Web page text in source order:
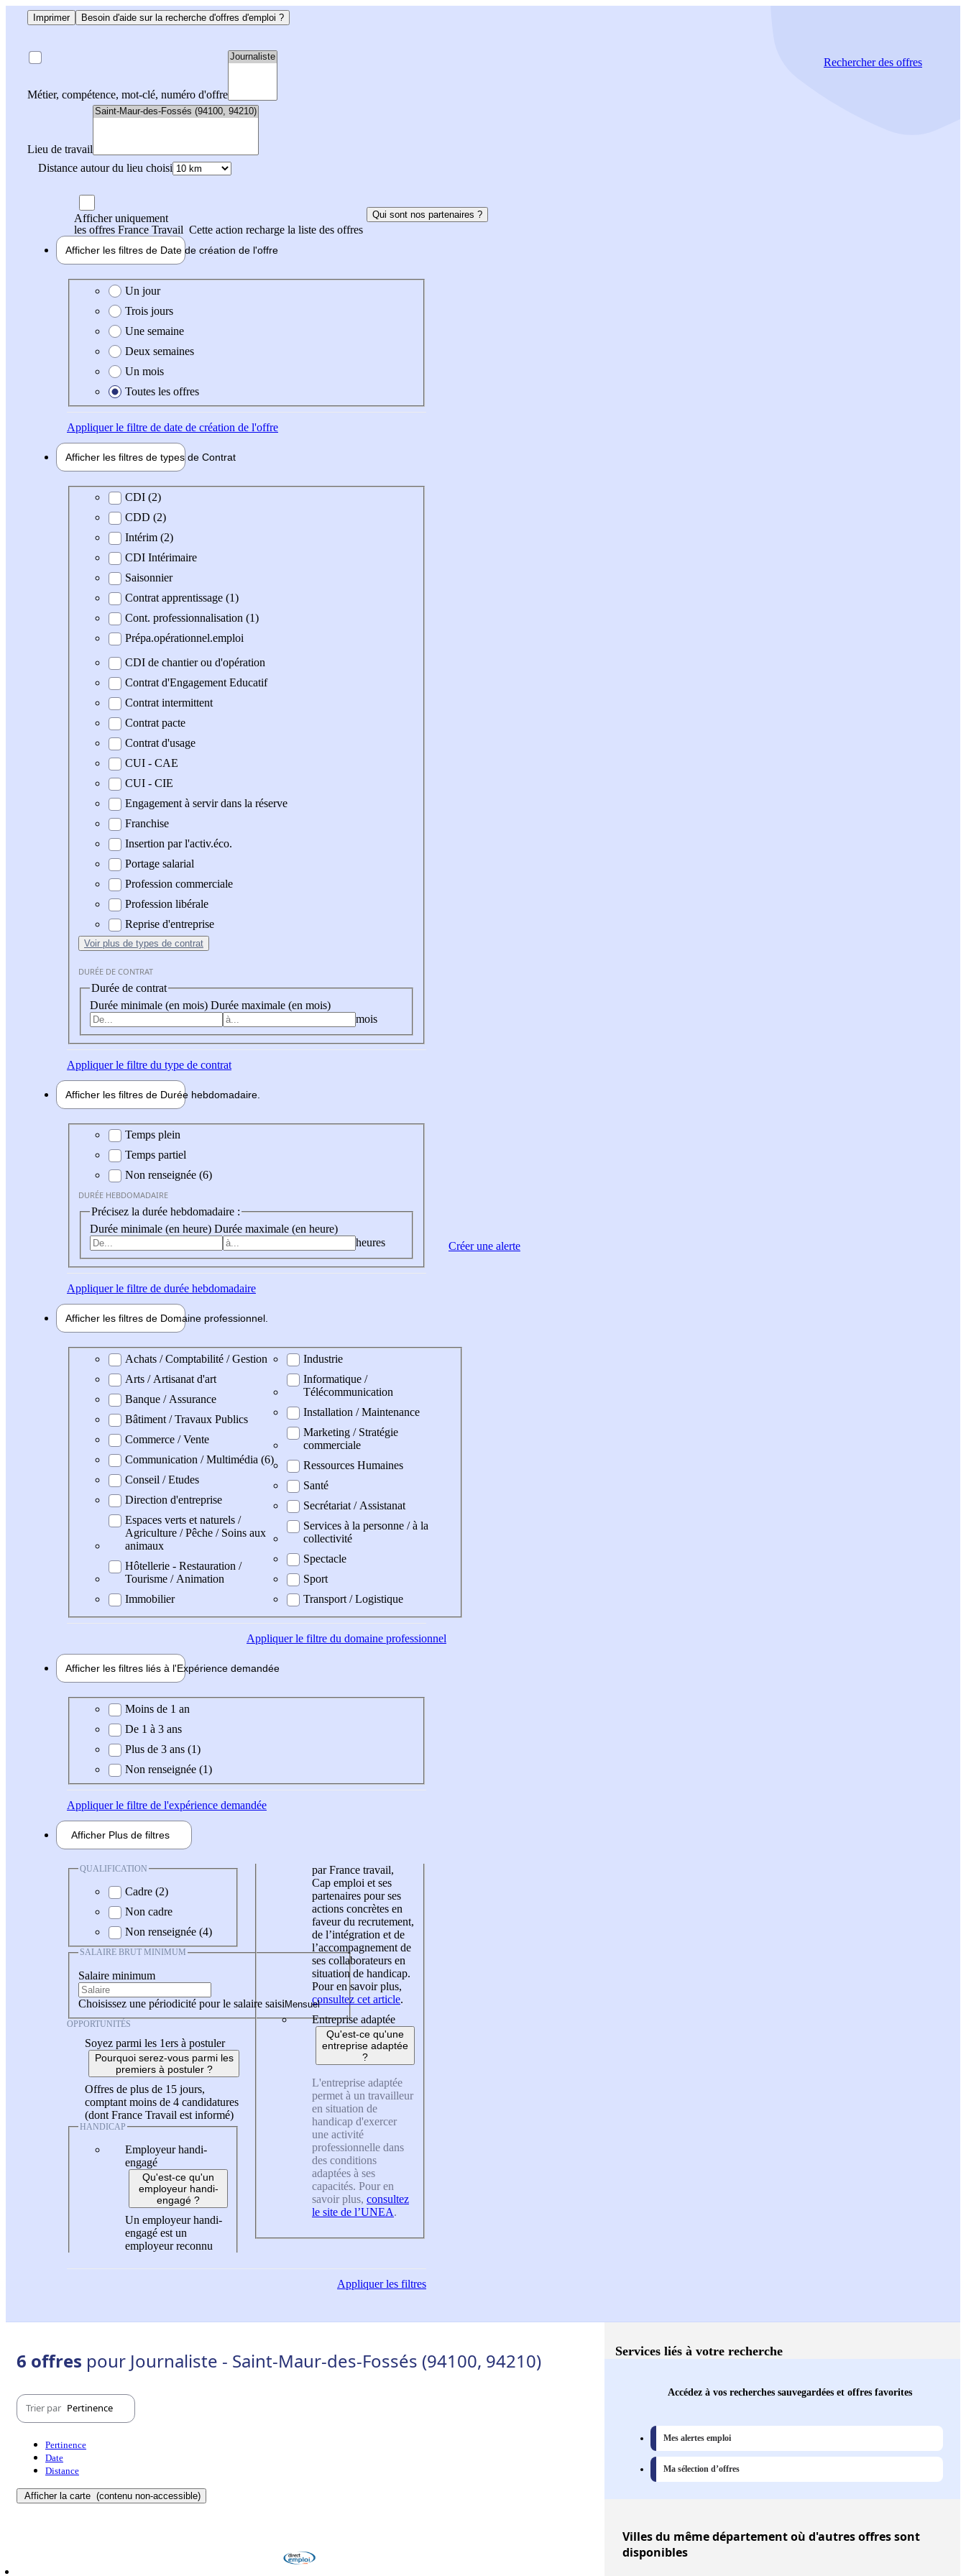
Imprimer Besoin d'aide sur la recherche d'offres d'emploi ?
Métier, compétence, mot-clé, numéro d'offre
Lieu de travail
Distance autour du lieu choisi
Rechercherdes offres
Afficher uniquement
les offres France Travail Cette action recharge la liste des offres
Qui sont nos partenaires ?
Afficher les filtres de Date de création de l'offre
Date de création de l'offre
Un jour
Trois jours
Une semaine
Deux semaines
Un mois
Toutes les offres
Appliquerle filtre de date de création de l'offre
Afficher les filtres de types de Contrat
Type de contrat
CDI (2)
CDD (2)
Intérim (2)
CDI Intérimaire
Saisonnier
Contrat apprentissage (1)
Cont. professionnalisation (1)
Prépa.opérationnel.emploi
CDI de chantier ou d'opération
Contrat d'Engagement Educatif
Contrat intermittent
Contrat pacte
Contrat d'usage
CUI - CAE
CUI - CIE
Engagement à servir dans la réserve
Franchise
Insertion par l'activ.éco.
Portage salarial
Profession commerciale
Profession libérale
Reprise d'entreprise
Voir plus de types de contrat
DURÉE DE CONTRAT
Durée de contrat
Durée minimale (en mois) Durée maximale (en mois)
mois
Appliquerle filtre du type de contrat
Afficher les filtres de Durée hebdomadaire
Durée hebdomadaire
Temps plein
Temps partiel
Non renseignée (6)
DURÉE HEBDOMADAIRE
Précisez la durée hebdomadaire :
Durée minimale (en heure) Durée maximale (en heure)
heures
Appliquerle filtre de durée hebdomadaire
Afficher les filtres de Domaine professionnel
Domaine professionel
Achats / Comptabilité / Gestion
Arts / Artisanat d'art
Banque / Assurance
Bâtiment / Travaux Publics
Commerce / Vente
Communication / Multimédia (6)
Conseil / Etudes
Direction d'entreprise
Espaces verts et naturels /
Agriculture / Pêche / Soins aux
animaux
Hôtellerie - Restauration /
Tourisme / Animation
Immobilier
Industrie
Informatique /
Télécommunication
Installation / Maintenance
Marketing / Stratégie
commerciale
Ressources Humaines
Santé
Secrétariat / Assistanat
Services à la personne / à la
collectivité
Spectacle
Sport
Transport / Logistique
Appliquerle filtre du domaine professionnel
Afficher les filtres liés à l'Expérience demandée
Expérience demandée
Moins de 1 an
De 1 à 3 ans
Plus de 3 ans (1)
Non renseignée (1)
Appliquerle filtre de l'expérience demandée
Afficher Plus de filtres
QUALIFICATION
Cadre (2)
Non cadre
Non renseignée (4)
SALAIRE BRUT MINIMUM
Salaire minimum
Choisissez une périodicité pour le salaire saisi
OPPORTUNITÉS
Soyez parmi les 1ers à postuler
Pourquoi serez-vous parmi les
premiers à postuler ?
Offres de plus de 15 jours,
comptant moins de 4 candidatures
(dont France Travail est informé)
HANDICAP
Employeur handi-
engagé
Qu'est-ce qu'un
employeur handi-
engagé ?
Un employeur handi-
engagé est un
employeur reconnu
par France travail,
Cap emploi et ses
partenaires pour ses
actions concrètes en
faveur du recrutement,
de l’intégration et de
l’accompagnement de
ses collaborateurs en
situation de handicap.
Pour en savoir plus,
consultez cet article.
Entreprise adaptée
Qu'est-ce qu'une
entreprise adaptée
?
L'entreprise adaptée
permet à un travailleur
en situation de
handicap d'exercer
une activité
professionnelle dans
des conditions
adaptées à ses
capacités. Pour en
savoir plus, consultez
le site de l’UNEA.
Appliquerles filtres
Créer une alerte
6 offres pour Journaliste - Saint-Maur-des-Fossés (94100, 94210)
Trier par Pertinence
Pertinence
Date
Distance
Afficher la carte (contenu non-accessible)
Services liés à votre recherche
Accédez à vos recherches sauvegardées et offres favorites
Mes alertes emploi
Ma sélection d’offres
Villesdu même département où d'autres offres sont
disponibles